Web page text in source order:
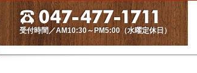
受付時間／AM10:30～PM5:00（水曜定休日）